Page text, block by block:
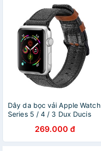
Dây da bọc vải Apple Watch
Series 5 / 4 / 3 Dux Ducis
269.000 đ